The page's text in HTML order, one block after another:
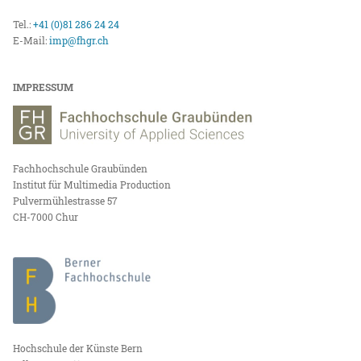
Tel.:+41 (0)81 286 24 24
E-Mail:imp@fhgr.ch
IMPRESSUM
Fachhochschule Graubünden
Institut für Multimedia Production
Pulvermühlestrasse 57
CH-7000 Chur
Hochschule der Künste Bern